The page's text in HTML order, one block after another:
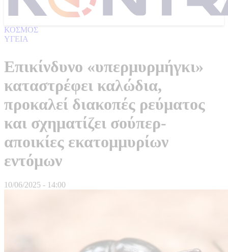
ΚΟΣΜΟΣ
ΥΓΕΙΑ
Επικίνδυνο «υπερμυρμήγκι»
καταστρέφει καλώδια,
προκαλεί διακοπές ρεύματος
και σχηματίζει σούπερ-
αποικίες εκατομμυρίων
εντόμων
10/06/2025 - 14:00